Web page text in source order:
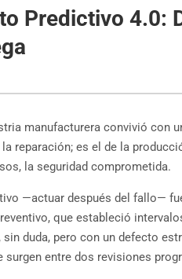
Predictivo 4.0:
manufacturera convivió con
reparación; es el de la
la seguridad comprometida.
—actuar después del fallo—
que estableció
sin duda, pero con un defecto
surgen entre dos revisiones